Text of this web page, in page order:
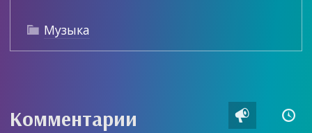
 Музыка
Комментарии  